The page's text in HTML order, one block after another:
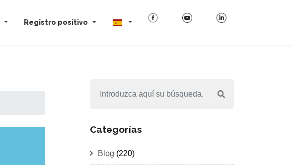
Registro positivo
Categorías
Blog (220)